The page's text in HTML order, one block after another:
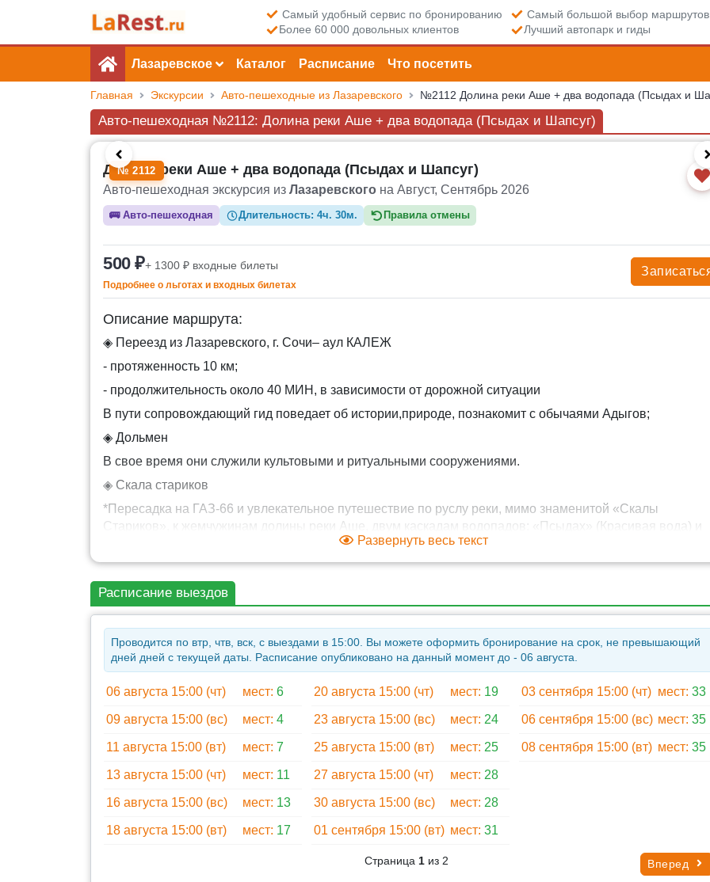
Самый удобный сервис по бронированию
Самый большой выбор маршрутов
Более 60 000 довольных клиентов
Лучший автопарк и гиды
Лазаревское Каталог Расписание Что посетить
Главная Экскурсии Авто-пешеходные из Лазаревского №2112 Долина реки Аше + два водопада (Псыдах и
Авто-пешеходная №2112: Долина реки Аше + два водопада (Псыдах и Шапсуг)
№ 2112
Долина реки Аше + два водопада (Псыдах и Шапсуг)
Авто-пешеходная экскурсия из Лазаревского на Август, Сентябрь 2026
🚌Авто-пешеходная Длительность:4ч. 30м. Правила отмены
500 ₽+ 1300 ₽ входные билеты
Подробнее о льготах и входных билетах
Описание маршрута:
◈ Переезд из Лазаревского, г. Сочи– аул КАЛЕЖ
- протяженность 10 км;
- продолжительность около 40 МИН, в зависимости от дорожной ситуации
В пути сопровождающий гид поведает об истории,природе, познакомит с обычаями Адыгов;
◈ Дольмен
В свое время они служили культовыми и ритуальными сооружениями.
◈ Скала стариков
*Пересадка на ГАЗ-66 и увлекательное путешествие по руслу реки, мимо знаменитой «Скалы
Стариков», к жемчужинам долины реки Аше, двум каскадам водопадов: «Псыдах» (Красивая вода) и
◈ Живописные места Кавказа
Традиционные кавказские растения и кустарники, которые не встречаются в других регионах России.
◈ Природная красота долины , реки Аше
◈ А так же:
- ужин в кафе с блюдами адыгейской кухни,
- дегустация домашнего вина, горного меда и сыра местного производства,
Высадка производится на тех же остановках, на которых осуществлялась посадка.
Развернуть весь текст
Расписание выездов
Проводится по втр, чтв, вск, с выездами в 15:00. Вы можете оформить бронирование на срок, не превышающий
дней дней с текущей даты. Расписание опубликовано на данный момент до - 06 августа.
06 августа 15:00 (чт) мест: 6
09 августа 15:00 (вс) мест: 4
11 августа 15:00 (вт) мест: 7
13 августа 15:00 (чт) мест: 11
16 августа 15:00 (вс) мест: 13
18 августа 15:00 (вт) мест: 17
20 августа 15:00 (чт) мест: 19
23 августа 15:00 (вс) мест: 24
25 августа 15:00 (вт) мест: 25
27 августа 15:00 (чт) мест: 28
30 августа 15:00 (вс) мест: 28
01 сентября 15:00 (вт) мест: 31
03 сентября 15:00 (чт) мест: 33
06 сентября 15:00 (вс) мест: 35
08 сентября 15:00 (вт) мест: 35
Страница 1из 2 Вперед